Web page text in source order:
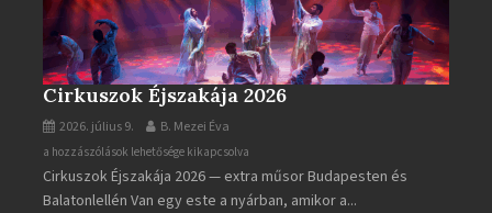
Cirkuszok Éjszakája 2026
2026. július 9. B. Mezei Éva
Cirkuszok
Éjszakája
2026
a hozzászólások lehetősége kikapcsolva
Cirkuszok Éjszakája 2026 — extra műsor Budapesten és
Balatonlellén Van egy este a nyárban, amikor a...